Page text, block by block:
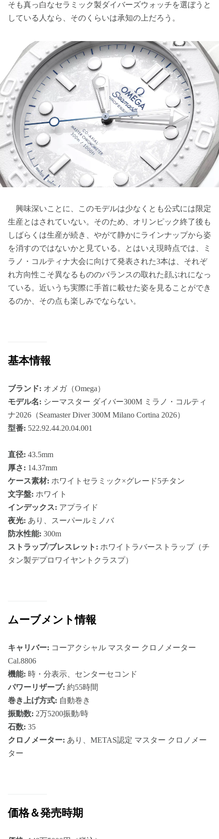
そも真っ白なセラミック製ダイバーズウォッチを選ぼうと
している人なら、そのくらいは承知の上だろう。
興味深いことに、このモデルは少なくとも公式には限定
生産とはされていない。そのため、オリンピック終了後も
しばらくは生産が続き、やがて静かにラインナップから姿
を消すのではないかと見ている。とはいえ現時点では、ミ
ラノ・コルティナ大会に向けて発表された3本は、それぞ
れ方向性こそ異なるもののバランスの取れた顔ぶれになっ
ている。近いうち実際に手首に載せた姿を見ることができ
るのか、その点も楽しみでならない。
基本情報
ブランド: オメガ（Omega）
モデル名: シーマスター ダイバー300M ミラノ・コルティ
ナ2026（Seamaster Diver 300M Milano Cortina 2026）
型番: 522.92.44.20.04.00 1
直径: 43.5mm
厚さ: 14.37mm
ケース素材: ホワイトセラミック×グレード5チタン
文字盤: ホワイト
インデックス: アプライド
夜光: あり、スーパールミノバ
防水性能: 300m
ストラップ/ブレスレット: ホワイトラバーストラップ（チ
タン製デプロワイヤントクラスプ）
ムーブメント情報
キャリバー: コーアクシャル マスター クロノメーター
Cal.8806
機能: 時・分表示、センターセコンド
パワーリザーブ: 約55時間
巻き上げ方式: 自動巻き
振動数: 2万5200振動/時
石数: 35
クロノメーター: あり、METAS認定 マスター クロノメー
ター
価格＆発売時期